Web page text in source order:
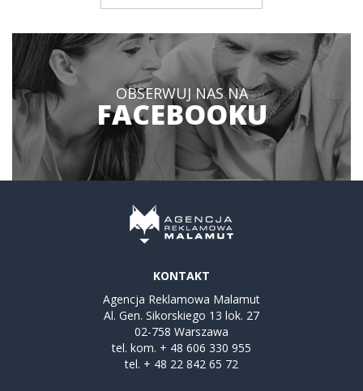
OBSERWUJ NAS NA
FACEBOOKU
KONTAKT
Agencja Reklamowa Malamut
Al. Gen. Sikorskiego 13 lok. 27
02-758 Warszawa
tel. kom. + 48 606 330 955
tel. + 48 22 842 65 72